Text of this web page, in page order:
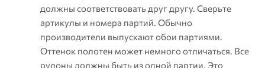
должны соответствовать друг другу. Сверьте
артикулы и номера партий. Обычно
производители выпускают обои партиями.
Оттенок полотен может немного отличаться. Все
рулоны должны быть из одной партии. Это